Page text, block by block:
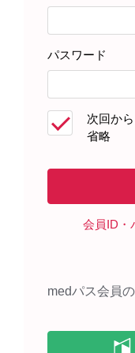
製品に関する資料
製品情報
基本情報・安
パスワード
次回か
省略
会員ID・
medパス会員